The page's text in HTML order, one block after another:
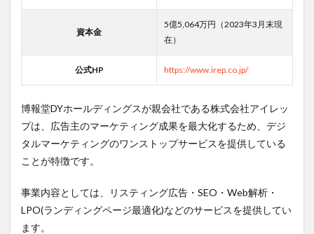
資本金
5億5,064万円（2023年3月末現
在）
公式HP https://www.irep.co.jp/
博報堂DYホールディングスが親会社である株式会社アイレッ
プは、広告主のマーケティング成果を最大化するため、デジ
タルマーケティングのワンストップサービスを提供している
ことが特徴です。
事業内容としては、リスティング広告・SEO・Web解析・
LPO(ランディングページ最適化)などのサービスを提供してい
ます。